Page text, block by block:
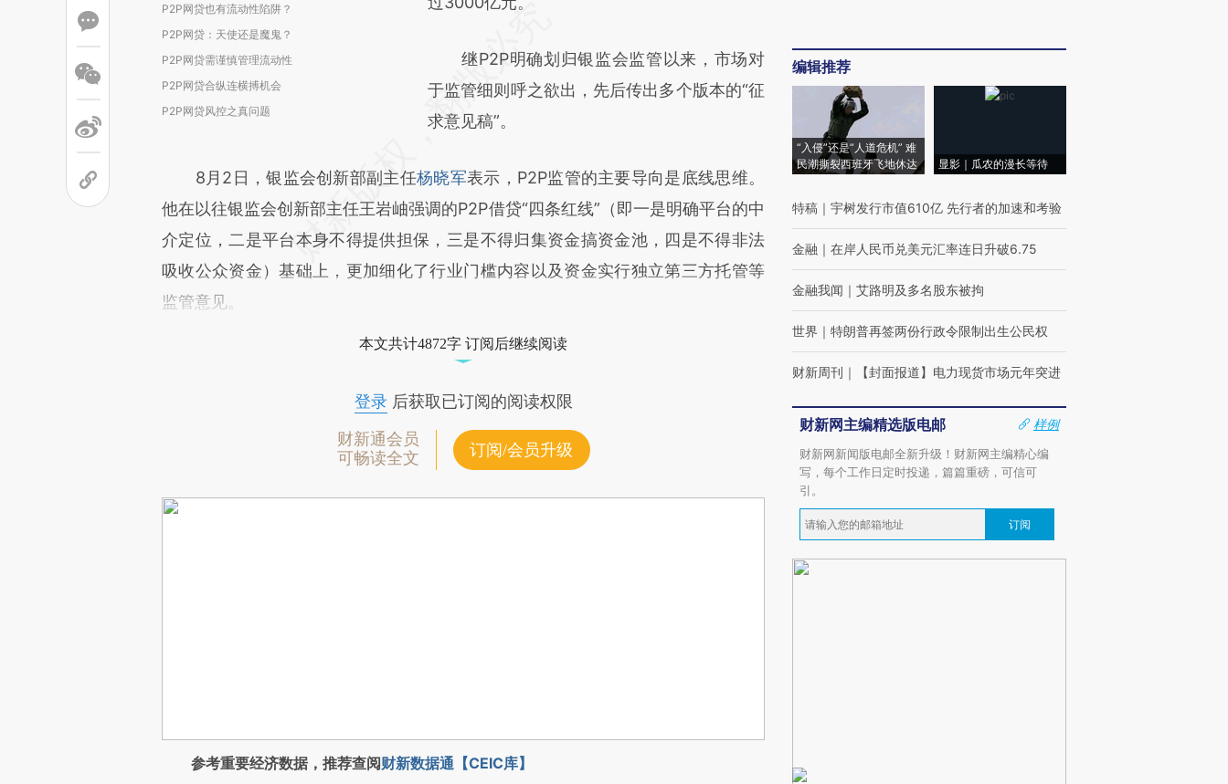
P2P网贷也有流动性陷阱？
P2P网贷：天使还是魔鬼？
P2P网贷需谨慎管理流动性
P2P网贷合纵连横搏机会
P2P网贷风控之真问题
继P2P明确划归银监会监管以来，市场对
于监管细则呼之欲出，先后传出多个版本的“征
求意见稿”。
8月2日，银监会创新部副主任杨晓军表示，P2P监管的主要导向是底线思维。
他在以往银监会创新部主任王岩岫强调的P2P借贷“四条红线”（即一是明确平台的中
介定位，二是平台本身不得提供担保，三是不得归集资金搞资金池，四是不得非法
吸收公众资金）基础上，更加细化了行业门槛内容以及资金实行独立第三方托管等
监管意见。
本文共计4872字 订阅后继续阅读
登录后获取已订阅的阅读权限
财新通会员
可畅读全文
订阅/会员升级
参考重要经济数据，推荐查阅财新数据通【CEIC库】
编辑推荐
“入侵”还是“人道危机” 难
民潮撕裂西班牙飞地休达
显影｜瓜农的漫长等待
特稿 ｜ 宇树发行市值610亿 先行者的加速和考验
金融 ｜ 在岸人民币兑美元汇率连日升破6.75
金融我闻 ｜ 艾路明及多名股东被拘
世界 ｜ 特朗普再签两份行政令限制出生公民权
财新周刊 ｜ 【封面报道】电力现货市场元年突进
财新网主编精选版电邮
样例
财新网新闻版电邮全新升级！财新网主编精心编
写，每个工作日定时投递，篇篇重磅，可信可
引。
订阅